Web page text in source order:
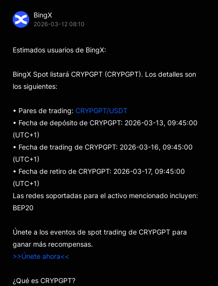
BingX
2026-03-12 08:10
Estimados usuarios de BingX:
BingX Spot listará CRYPGPT (CRYPGPT). Los detalles son
los siguientes:
• Pares de trading: CRYPGPT/USDT
• Fecha de depósito de CRYPGPT: 2026-03-13, 09:45:00
(UTC+1)
• Fecha de trading de CRYPGPT: 2026-03-16, 09:45:00
(UTC+1)
• Fecha de retiro de CRYPGPT: 2026-03-17, 09:45:00
(UTC+1)
Las redes soportadas para el activo mencionado incluyen:
BEP20
Únete a los eventos de spot trading de CRYPGPT para
ganar más recompensas.
>>Únete ahora<<
¿Qué es CRYPGPT?